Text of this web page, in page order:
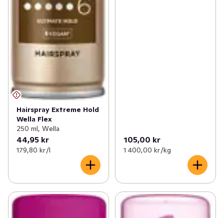
Hairspray Extreme Hold
Wella Flex
250 ml, Wella
44,95 kr
179,80 kr /l
105,00 kr
1 400,00 kr /kg